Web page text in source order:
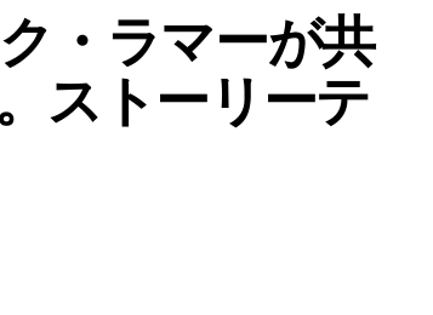
・ラマーが共
ストーリーテ